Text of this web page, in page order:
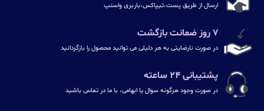
ارسال از طریق پست،تیپاکس،باربری واسنپ
۷ روز ضمانت بازگشت
در صورت نارضایتی به هر دلیلی می توانید محصول را بازگردانید
پشتیبانی ۲۴ ساعته
در صورت وجود هرگونه سوال یا ابهامی، با ما در تماس باشید